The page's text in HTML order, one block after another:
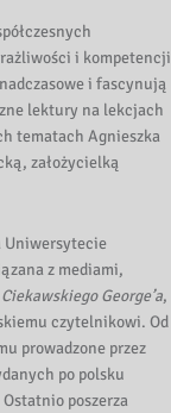
i kompetencji
i fascynują
lektury na lekcjach
tematach Agnieszka
założycielką
Uniwersytecie
z mediami,
Ciekawskiego George’a,
czytelnikowi. Od
prowadzone przez
po polsku
poszerza